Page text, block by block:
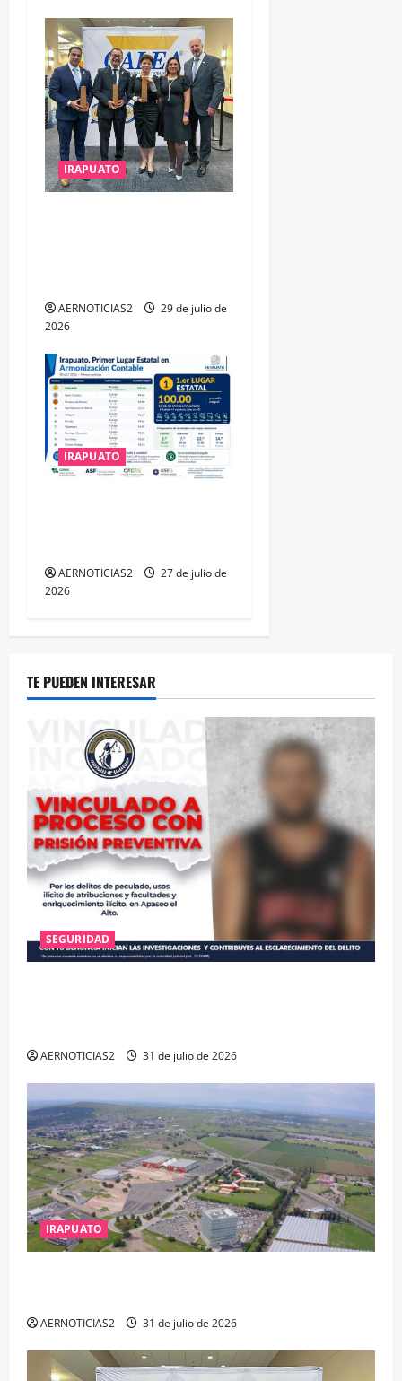
IRAPUATO
AERNOTICIAS2
29 de julio de
2026
IRAPUATO
AERNOTICIAS2
27 de julio de
2026
TE PUEDEN INTERESAR
SEGURIDAD
AERNOTICIAS2 31 de julio de 2026
IRAPUATO
AERNOTICIAS2 31 de julio de 2026